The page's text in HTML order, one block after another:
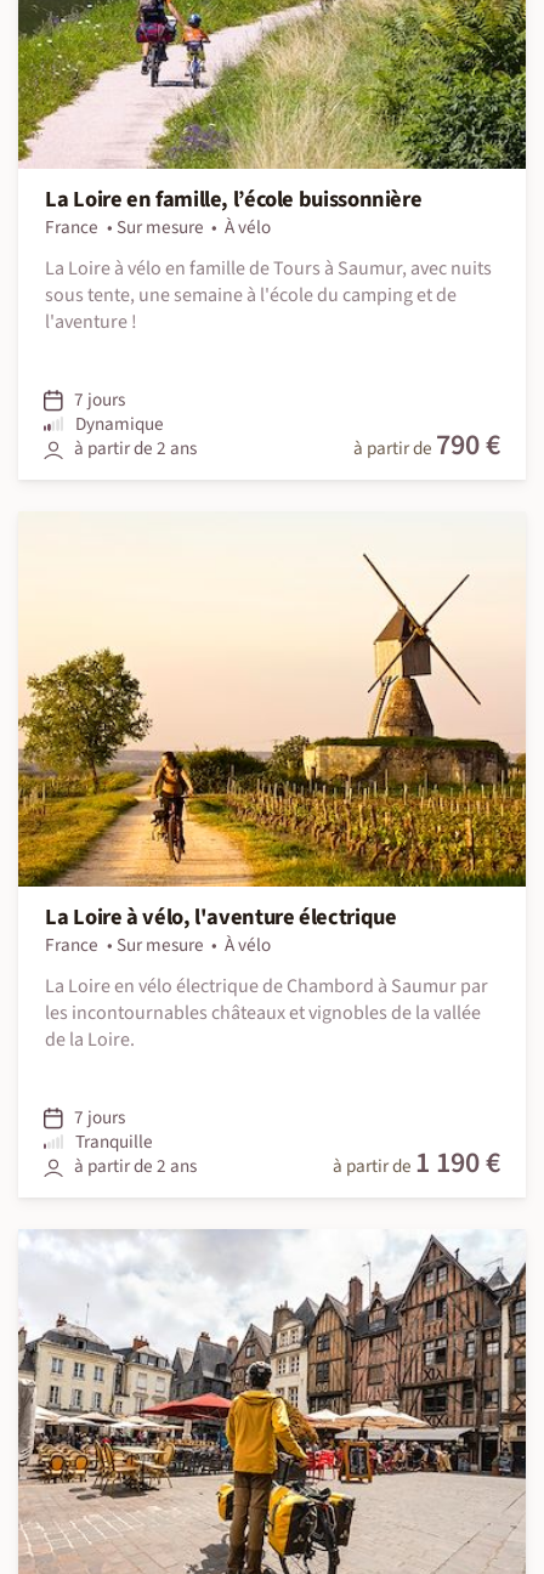
La Loire en famille, l’école buissonnière
France Sur mesure
À vélo
La Loire à vélo en famille de Tours à Saumur, avec nuits
sous tente, une semaine à l'école du camping et de
l'aventure !
7 jours
Dynamique
à partir de 2 ans
à partir de 790 €
La Loire à vélo, l'aventure électrique
France Sur mesure
À vélo
La Loire en vélo électrique de Chambord à Saumur par
les incontournables châteaux et vignobles de la vallée
de la Loire.
7 jours
Tranquille
à partir de 2 ans
à partir de 1 190 €